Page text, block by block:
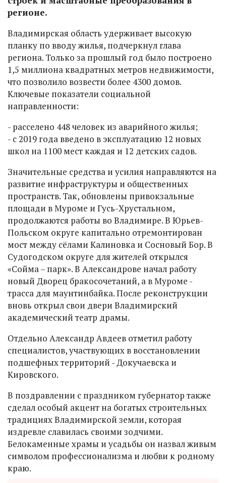
регионе.
Владимирская область удерживает высокую
планку по вводу жилья, подчеркнул глава
региона. Только за прошлый год было построено
1,5 миллиона квадратных метров недвижимости,
что позволило возвести более 4300 домов.
Ключевые показатели социальной
направленности:
- расселено 448 человек из аварийного жилья;
- с 2019 года введено в эксплуатацию 12 новых
школ на 1100 мест каждая и 12 детских садов.
Значительные средства и усилия направляются на
развитие инфраструктуры и общественных
пространств. Так, обновлены привокзальные
площади в Муроме и Гусь-Хрустальном,
продолжаются работы во Владимире. В Юрьев-
Польском округе капитально отремонтирован
мост между сёлами Калиновка и Сосновый Бор. В
Судогодском округе для жителей открылся
«Сойма – парк». В Александрове начал работу
новый Дворец бракосочетаний, а в Муроме -
трасса для маунтинбайка. После реконструкции
вновь открыл свои двери Владимирский
академический театр драмы.
Отдельно Александр Авдеев отметил работу
специалистов, участвующих в восстановлении
подшефных территорий - Докучаевска и
Кировского.
В поздравлении с праздником губернатор также
сделал особый акцент на богатых строительных
традициях Владимирской земли, которая
издревле славилась своими зодчими.
Белокаменные храмы и усадьбы он назвал живым
символом профессионализма и любви к родному
краю.